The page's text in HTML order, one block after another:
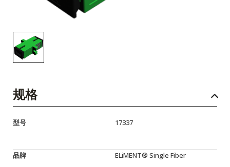
规格
型号 17337
品牌 ELiMENT® Single Fiber